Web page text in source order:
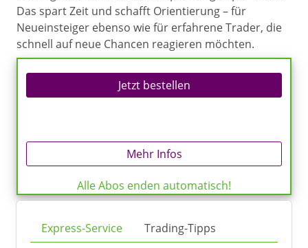
Das spart Zeit und schafft Orientierung – für
Neueinsteiger ebenso wie für erfahrene Trader, die
schnell auf neue Chancen reagieren möchten.
Jetzt bestellen
Mehr Infos
Alle Abos enden automatisch!
Express-Service Trading-Tipps